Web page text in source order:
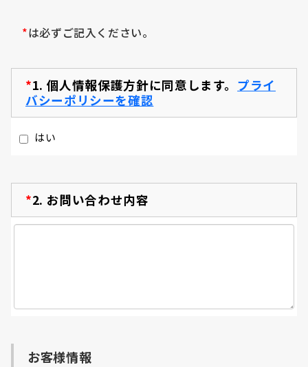
*は必ずご記入ください。
*1. 個人情報保護方針に同意します。 プライ
バシーポリシーを確認
はい
*2. お問い合わせ内容
お客様情報